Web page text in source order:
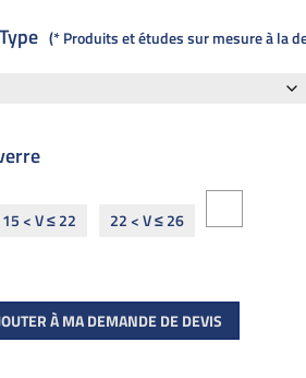
* Produits et études sur mesure à la
15 < V ≤ 22 22 < V ≤ 26
À MA DEMANDE DE DEVIS